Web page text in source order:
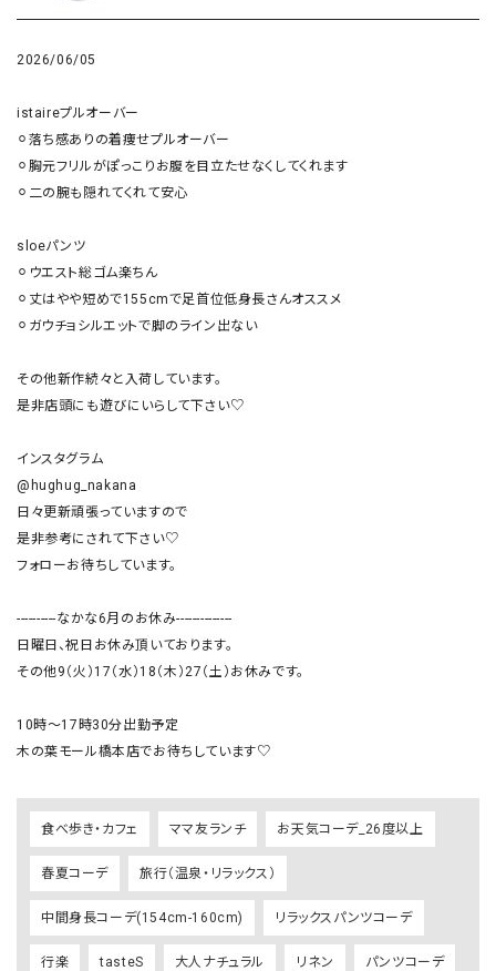
2026/06/05
istaireプルオーバー
⚪︎落ち感ありの着痩せプルオーバー
⚪︎胸元フリルがぽっこりお腹を目立たせなくしてくれます
⚪︎二の腕も隠れてくれて安心
sloeパンツ
⚪︎ウエスト総ゴム楽ちん
⚪︎丈はやや短めで155cmで足首位低身長さんオススメ
⚪︎ガウチョシルエットで脚のライン出ない
その他新作続々と入荷しています。
是非店頭にも遊びにいらして下さい♡
インスタグラム
@hughug_nakana
日々更新頑張っていますので
是非参考にされて下さい♡
フォローお待ちしています。
----------なかな6月のお休み--------------
日曜日、祝日お休み頂いております。
その他9（火）17（水）18（木）27（土）お休みです。
10時〜17時30分出勤予定
木の葉モール橋本店でお待ちしています♡
食べ歩き・カフェ ママ友ランチ お天気コーデ_26度以上
春夏コーデ 旅行（温泉・リラックス）
中間身長コーデ(154cm-160cm) リラックスパンツコーデ
行楽 tasteS 大人ナチュラル リネン パンツコーデ